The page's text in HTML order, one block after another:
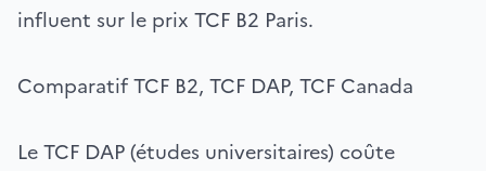
influent sur le prix TCF B2 Paris.
Comparatif TCF B2, TCF DAP, TCF Canada
Le TCF DAP (études universitaires) coûte